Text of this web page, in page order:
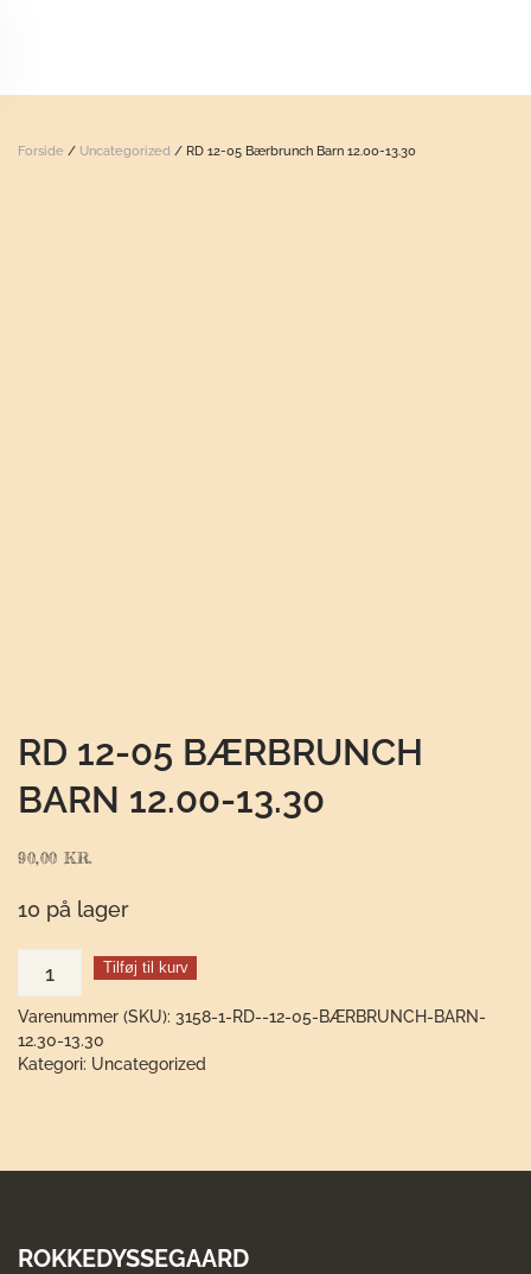
Forside / Uncategorized / RD 12-05 Bærbrunch Barn 12.00-13.30
RD 12-05 BÆRBRUNCH
BARN 12.00-13.30
90,00 KR.
10 på lager
12-
05
Bærbrunch
Tilføj til kurv
Varenummer (SKU): 3158-1-RD--12-05-BÆRBRUNCH-BARN-
12.30-13.30
Kategori: Uncategorized
ROKKEDYSSEGAARD